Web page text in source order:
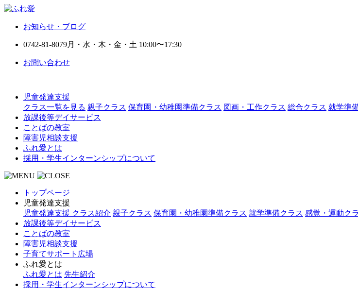
お知らせ・ブログ
0742-81-8079月・水・木・金・土 10:00〜17:30
お問い合わせ
児童発達支援
クラス一覧を見る 親子クラス 保育園・幼稚園準備クラス 図画・工作クラス 総合クラス 就学準
放課後等デイサービス
ことばの教室
障害児相談支援
ふれ愛とは
採用・学生インターンシップについて
トップページ
児童発達支援
児童発達支援 クラス紹介 親子クラス 保育園・幼稚園準備クラス 就学準備クラス 感覚・運動ク
放課後等デイサービス
ことばの教室
障害児相談支援
子育てサポート広場
ふれ愛とは
ふれ愛とは 先生紹介
採用・学生インターンシップについて